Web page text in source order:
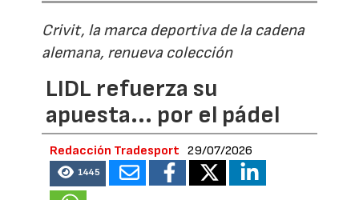
Crivit, la marca deportiva de la cadena
alemana, renueva colección
LIDL refuerza su
apuesta... por el pádel
Redacción Tradesport 29/07/2026
1445